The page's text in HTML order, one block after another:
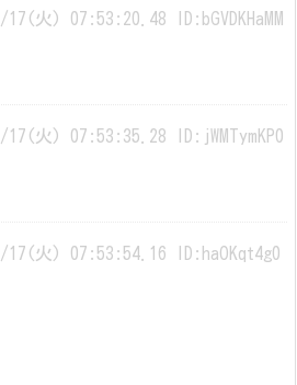
17(火) 07:53:20.48 ID:bGVDKHaMM
17(火) 07:53:35.28 ID:jWMTymKP0
17(火) 07:53:54.16 ID:haOKqt4g0